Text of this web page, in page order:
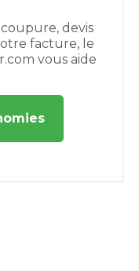
devis
facture, le
vous aide